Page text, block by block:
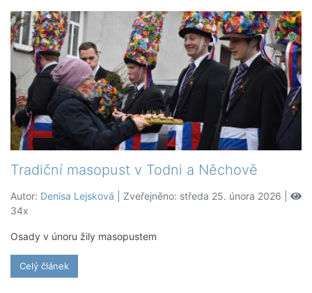
Tradiční masopust v Todni a Něchově
Autor: Denisa Lejsková | Zveřejněno: středa 25. února 2026 |
34x
Osady v únoru žily masopustem
Celý článek